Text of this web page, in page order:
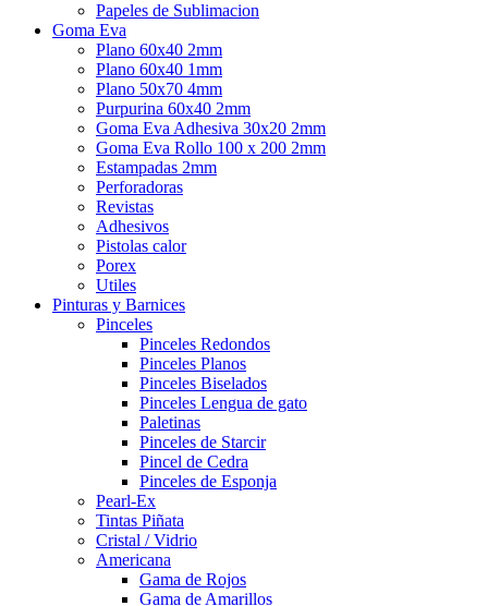
Papeles de Sublimacion
Goma Eva
Plano 60x40 2mm
Plano 60x40 1mm
Plano 50x70 4mm
Purpurina 60x40 2mm
Goma Eva Adhesiva 30x20 2mm
Goma Eva Rollo 100 x 200 2mm
Estampadas 2mm
Perforadoras
Revistas
Adhesivos
Pistolas calor
Porex
Utiles
Pinturas y Barnices
Pinceles
Pinceles Redondos
Pinceles Planos
Pinceles Biselados
Pinceles Lengua de gato
Paletinas
Pinceles de Starcir
Pincel de Cedra
Pinceles de Esponja
Pearl-Ex
Tintas Piñata
Cristal / Vidrio
Americana
Gama de Rojos
Gama de Amarillos